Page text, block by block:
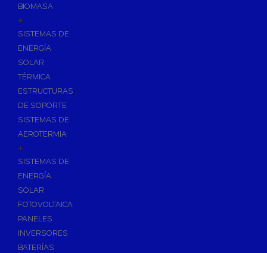
BIOMASA
+
SISTEMAS DE
ENERGÍA
SOLAR
TÉRMICA
ESTRUCTURAS
DE SOPORTE
SISTEMAS DE
AEROTERMIA
+
SISTEMAS DE
ENERGÍA
SOLAR
FOTOVOLTAICA
PANELES
INVERSORES
BATERÍAS